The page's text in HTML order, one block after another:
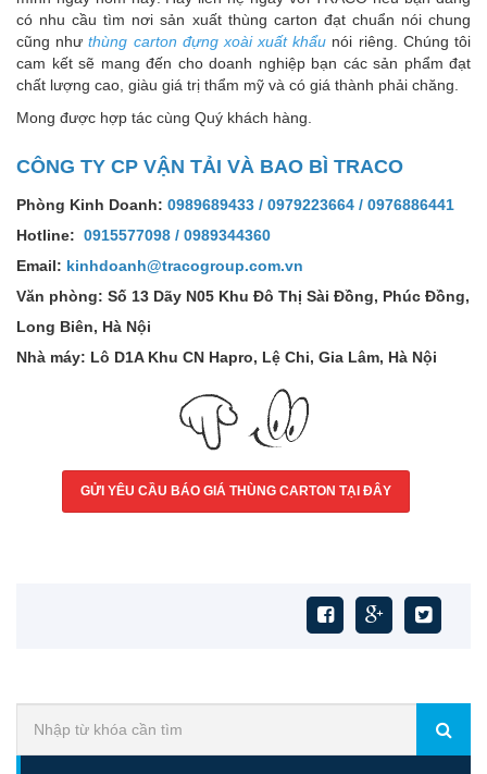
có nhu cầu tìm nơi sản xuất thùng carton đạt chuẩn nói chung
cũng nhưthùng carton đựng xoài xuất khẩu nói riêng. Chúng tôi
cam kết sẽ mang đến cho doanh nghiệp bạn các sản phẩm đạt
chất lượng cao, giàu giá trị thẩm mỹ và có giá thành phải chăng.
Mong được hợp tác cùng Quý khách hàng.
CÔNG TY CP VẬN TẢI VÀ BAO BÌ TRACO
Phòng Kinh Doanh: 0989689433 / 0979223664 / 0976886441
Hotline: 0915577098 / 0989344360
Email: kinhdoanh@tracogroup.com.vn
Văn phòng: Số 13 Dãy N05 Khu Đô Thị Sài Đồng, Phúc Đồng,
Long Biên, Hà Nội
Nhà máy: Lô D1A Khu CN Hapro, Lệ Chi, Gia Lâm, Hà Nội
GỬI YÊU CẦU BÁO GIÁ THÙNG CARTON TẠI ĐÂY